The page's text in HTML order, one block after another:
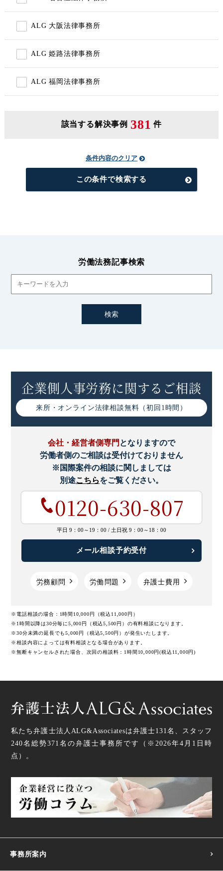
ALG 大阪法律事務所
ALG 姫路法律事務所
ALG 福岡法律事務所
該当する解決事例 381 件
条件内容のクリア
この条件で検索する
労働法務記事検索
企業側人事労務に関するご相談
来所・オンライン法律相談無料（初回1時間）
会社・経営者側専門 となりますので
労働者側のご相談は受付けておりません
※国際案件の相談に関しましては
別途こちらをご覧ください。
0120-630-807
平日 9：00～19：00 / 土日祝 9：00～18：00
メール相談予約受付
労務顧問 労働問題 弁護士費用
※電話相談の場合：1時間10,000円（税込11,000円）
※1時間以降は30分毎に5,000円（税込5,500円）の有料相談になります。
※30分未満の延長でも5,000円（税込5,500円）が発生いたします。
※相談内容によっては有料相談となる場合があります。
※無断キャンセルされた場合、次回の相談料：1時間10,000円(税込11,000円)
私たち弁護士法人ALG&Associatesは弁護士131名、スタッフ
240名総勢371 名の弁護士事務所です（ ※2026年4月1日時
点 ）。
事務所案内